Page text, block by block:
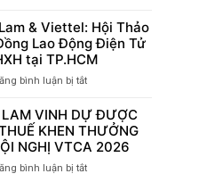
THẢO
“NHỮNG
ĐIỂM
Ý
VỀ
CHÍNH
& Viettel: Hội Thảo
Lao Động Điện Tử
tại TP.HCM
bình luận bị tắt
Lam
&
Viettel:
LAM VINH DỰ ĐƯỢC
KHEN THƯỞNG
NGHỊ VTCA 2026
bình luận bị tắt